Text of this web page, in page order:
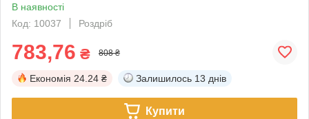
В наявності
Код: 10037
Роздріб
783,76 ₴ 808 ₴
Економія 24.24 ₴ Залишилось 13 днів
Купити